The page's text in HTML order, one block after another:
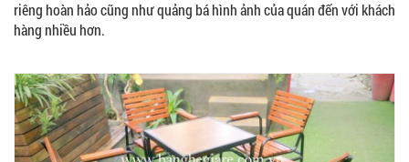
riêng hoàn hảo cũng như quảng bá hình ảnh của quán đến với khách
hàng nhiều hơn.